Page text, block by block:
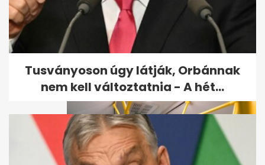
Emelkedik a tanárok
pótlékainak összege is
Tusványoson úgy látják, Orbánnak
nem kell változtatnia - A hét...